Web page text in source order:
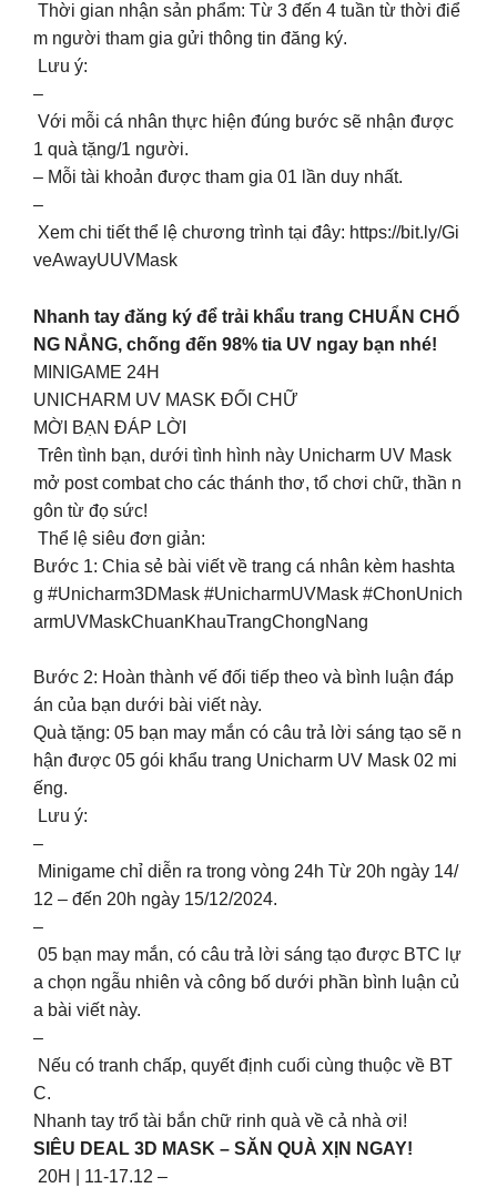
Thời gian nhận sản phẩm: Từ 3 đến 4 tuần từ thời điể
m người tham gia gửi thông tin đăng ký.
Lưu ý:
–
Với mỗi cá nhân thực hiện đúng bước sẽ nhận được
1 quà tặng/1 người.
– Mỗi tài khoản được tham gia 01 lần duy nhất.
–
Xem chi tiết thể lệ chương trình tại đây: https://bit.ly/Gi
veAwayUUVMask
Nhanh tay đăng ký để trải khẩu trang CHUẨN CHỐ
NG NẮNG, chống đến 98% tia UV ngay bạn nhé!
MINIGAME 24H
UNICHARM UV MASK ĐỐI CHỮ
MỜI BẠN ĐÁP LỜI
Trên tình bạn, dưới tình hình này Unicharm UV Mask
mở post combat cho các thánh thơ, tổ chơi chữ, thần n
gôn từ đọ sức!
Thể lệ siêu đơn giản:
Bước 1: Chia sẻ bài viết về trang cá nhân kèm hashta
g #Unicharm3DMask #UnicharmUVMask #ChonUnich
armUVMaskChuanKhauTrangChongNang
Bước 2: Hoàn thành vế đối tiếp theo và bình luận đáp
án của bạn dưới bài viết này.
Quà tặng: 05 bạn may mắn có câu trả lời sáng tạo sẽ n
hận được 05 gói khẩu trang Unicharm UV Mask 02 mi
ếng.
Lưu ý:
–
Minigame chỉ diễn ra trong vòng 24h Từ 20h ngày 14/
12 – đến 20h ngày 15/12/2024.
–
05 bạn may mắn, có câu trả lời sáng tạo được BTC lự
a chọn ngẫu nhiên và công bố dưới phần bình luận củ
a bài viết này.
–
Nếu có tranh chấp, quyết định cuối cùng thuộc về BT
C.
Nhanh tay trổ tài bắn chữ rinh quà về cả nhà ơi!
SIÊU DEAL 3D MASK – SĂN QUÀ XỊN NGAY!
20H | 11-17.12 –